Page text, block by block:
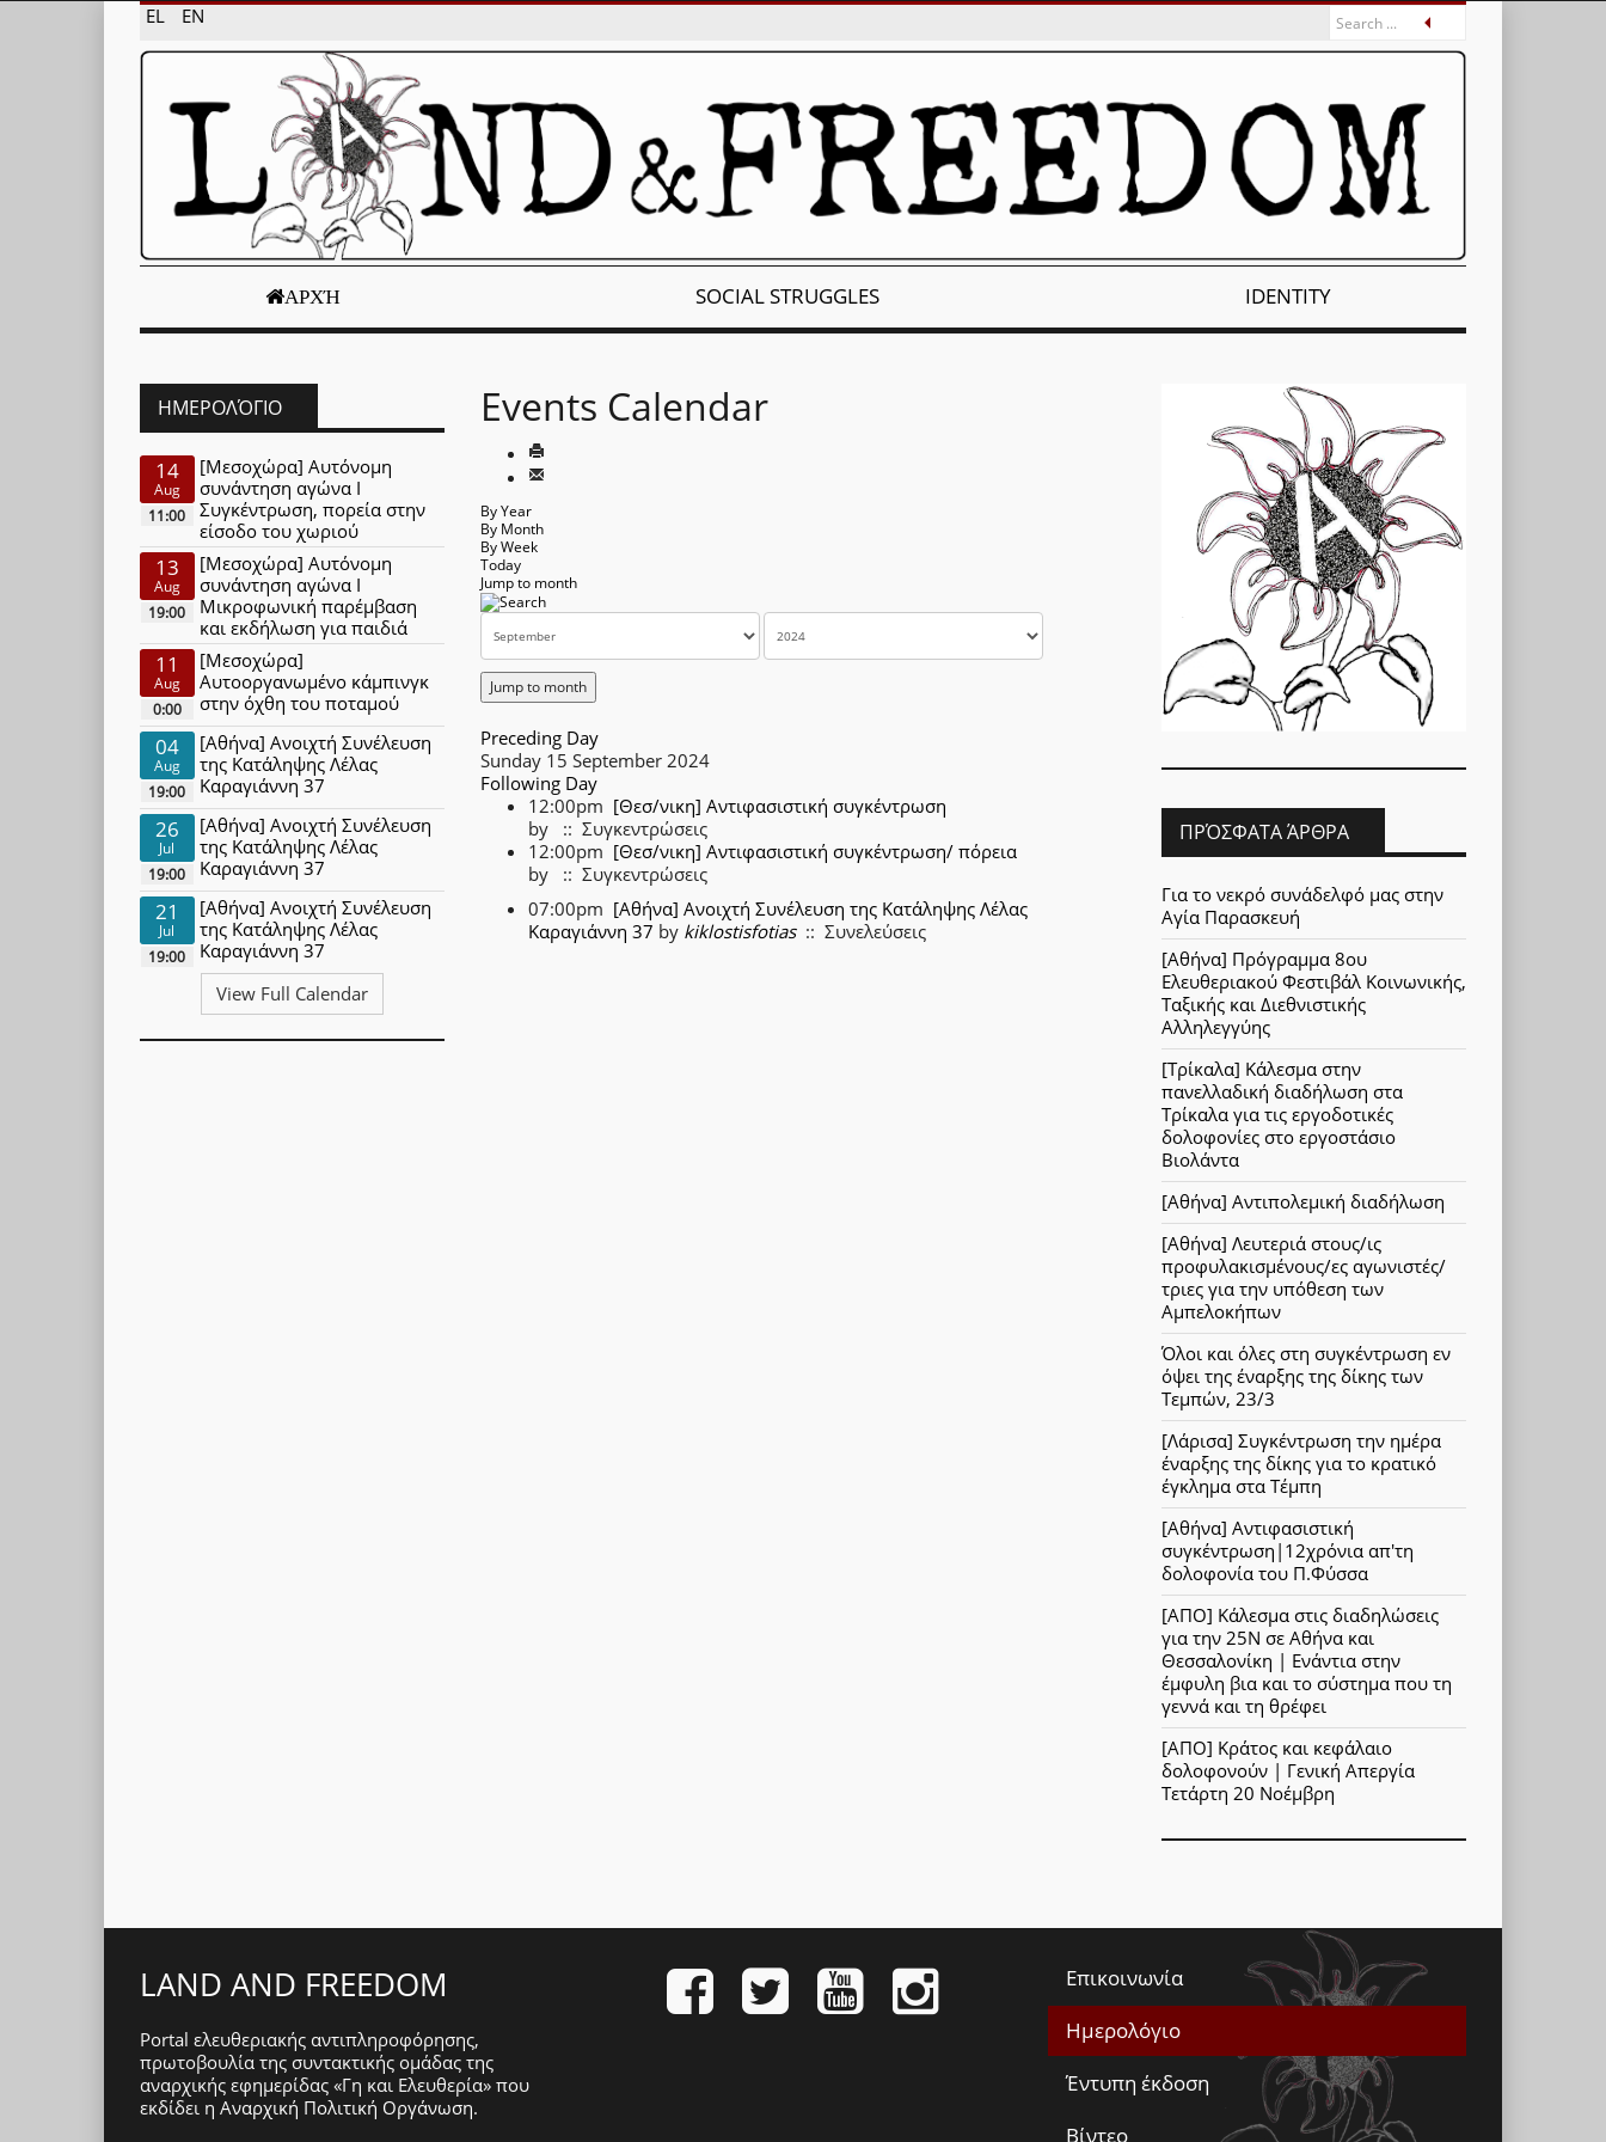
EL EN
ΑΡΧΉ SOCIAL STRUGGLES IDENTITY
Events Calendar
By Year
By Month
By Week
Today
Jump to month
Jump to month
Preceding Day
Sunday 15 September 2024
Following Day
12:00pm [Θεσ/νικη] Αντιφασιστική συγκέντρωση
by
:: Συγκεντρώσεις
12:00pm [Θεσ/νικη] Αντιφασιστική συγκέντρωση/ πόρεια
by
:: Συγκεντρώσεις
07:00pm [Αθήνα] Ανοιχτή Συνέλευση της Κατάληψης Λέλας
Καραγιάννη 37 by kiklostisfotias:: Συνελεύσεις
ΗΜΕΡΟΛΌΓΙΟ
14
Aug
11:00
[Μεσοχώρα] Αυτόνομη
συνάντηση αγώνα Ι
Συγκέντρωση, πορεία στην
είσοδο του χωριού
13
Aug
19:00
[Μεσοχώρα] Αυτόνομη
συνάντηση αγώνα Ι
Μικροφωνική παρέμβαση
και εκδήλωση για παιδιά
11
Aug
0:00
[Μεσοχώρα]
Αυτοοργανωμένο κάμπινγκ
στην όχθη του ποταμού
04
Aug
19:00
[Αθήνα] Ανοιχτή Συνέλευση
της Κατάληψης Λέλας
Καραγιάννη 37
26
Jul
19:00
[Αθήνα] Ανοιχτή Συνέλευση
της Κατάληψης Λέλας
Καραγιάννη 37
21
Jul
19:00
[Αθήνα] Ανοιχτή Συνέλευση
της Κατάληψης Λέλας
Καραγιάννη 37
View Full Calendar
ΠΡΌΣΦΑΤΑ ΆΡΘΡΑ
Για το νεκρό συνάδελφό μας στην
Αγία Παρασκευή
[Αθήνα] Πρόγραμμα 8ου
Ελευθεριακού Φεστιβάλ Κοινωνικής,
Ταξικής και Διεθνιστικής
Αλληλεγγύης
[Τρίκαλα] Κάλεσμα στην
πανελλαδική διαδήλωση στα
Τρίκαλα για τις εργοδοτικές
δολοφονίες στο εργοστάσιο
Βιολάντα
[Αθήνα] Αντιπολεμική διαδήλωση
[Αθήνα] Λευτεριά στους/ις
προφυλακισμένους/ες αγωνιστές/
τριες για την υπόθεση των
Αμπελοκήπων
Όλοι και όλες στη συγκέντρωση εν
όψει της έναρξης της δίκης των
Τεμπών, 23/3
[Λάρισα] Συγκέντρωση την ημέρα
έναρξης της δίκης για το κρατικό
έγκλημα στα Τέμπη
[Αθήνα] Αντιφασιστική
συγκέντρωση|12χρόνια απ'τη
δολοφονία του Π.Φύσσα
[ΑΠΟ] Κάλεσμα στις διαδηλώσεις
για την 25Ν σε Αθήνα και
Θεσσαλονίκη | Ενάντια στην
έμφυλη βια και το σύστημα που τη
γεννά και τη θρέφει
[ΑΠΟ] Κράτος και κεφάλαιο
δολοφονούν | Γενική Απεργία
Τετάρτη 20 Νοέμβρη
LAND AND FREEDOM
Portal ελευθεριακής αντιπληροφόρησης,
πρωτοβουλία της συντακτικής ομάδας της
αναρχικής εφημερίδας «Γη και Ελευθερία» που
εκδίδει η Αναρχική Πολιτική Οργάνωση.
Επικοινωνία
Ημερολόγιο
Έντυπη έκδοση
Βίντεο